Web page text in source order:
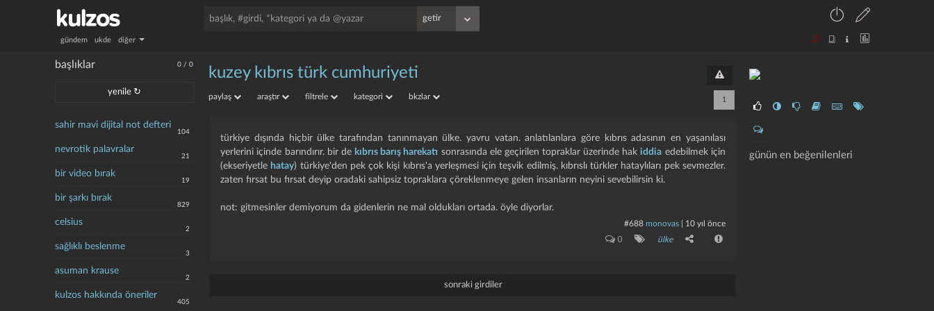
gündem ukde diğer
0 /0
başlıklar
yenile ↻
sahir mavi dijital not defteri
104
nevrotik palavralar
21
bir video bırak
19
bir şarkı bırak
829
celsius
2
sağlıklı beslenme
3
asuman krause
2
kulzos hakkında öneriler
405
günün en beğenilenleri
kuzey kıbrıs türk cumhuriyeti
paylaş araştır filtrele kategori bkzlar 1
türkiye dışında hiçbir ülke tarafından tanınmayan ülke. yavru vatan. anlatılanlara göre kıbrıs adasının en yaşanılası
yerlerini içinde barındırır. bir de kıbrıs barış harekatı sonrasında ele geçirilen topraklar üzerinde hak iddia edebilmek için
(ekseriyetle hatay) türkiye'den pek çok kişi kıbrıs'a yerleşmesi için teşvik edilmiş. kıbrıslı türkler hataylıları pek sevmezler.
zaten fırsat bu fırsat deyip oradaki sahipsiz topraklara çöreklenmeye gelen insanların neyini sevebilirsin ki.
not: gitmesinler demiyorum da gidenlerin ne mal oldukları ortada. öyle diyorlar.
#688 monovas| 10 yıl önce
0 ülke
sonraki girdiler